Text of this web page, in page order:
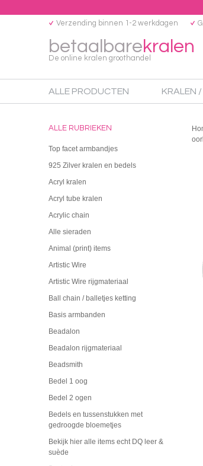
betaalbarekralen
De online kralen groothandel
Verzending binnen 1-2 werkdagen
ALLE PRODUCTEN KRALEN
ALLE RUBRIEKEN
Top facet armbandjes
925 Zilver kralen en bedels
Acryl kralen
Acryl tube kralen
Acrylic chain
Alle sieraden
Animal (print) items
Artistic Wire
Artistic Wire rijgmateriaal
Ball chain / balletjes ketting
Basis armbanden
Beadalon
Beadalon rijgmateriaal
Beadsmith
Bedel 1 oog
Bedel 2 ogen
Bedels en tussenstukken met
gedroogde bloemetjes
Bekijk hier alle items echt DQ leer &
suède